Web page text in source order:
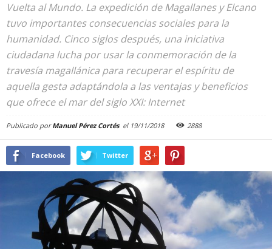
Vuelta al Mundo. La expedición de Magallanes y Elcano
tuvo importantes consecuencias sociales para la
humanidad. Cinco siglos después, una iniciativa
ciudadana lucha por usar la conmemoración de la
travesía magallánica para recuperar el espíritu de
aquella gesta adaptándola a las ventajas y beneficios
que ofrece el mar del siglo XXI: Internet
Publicado porManuel Pérez Cortés el 19/11/2018 2888
Facebook Twitter